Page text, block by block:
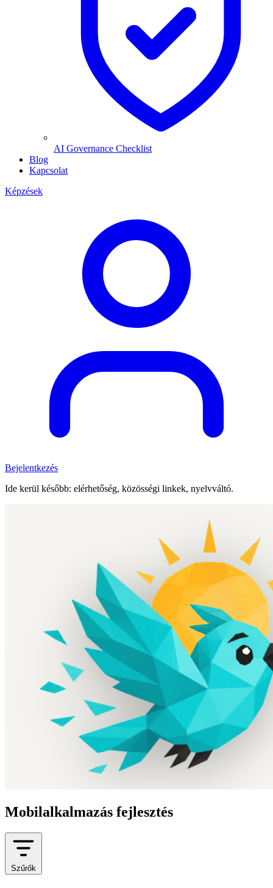
AI Governance Checklist
Blog
Kapcsolat
Képzések
Bejelentkezés
Ide kerül később: elérhetőség, közösségi linkek, nyelvváltó.
Mobilalkalmazás fejlesztés
Szűrők